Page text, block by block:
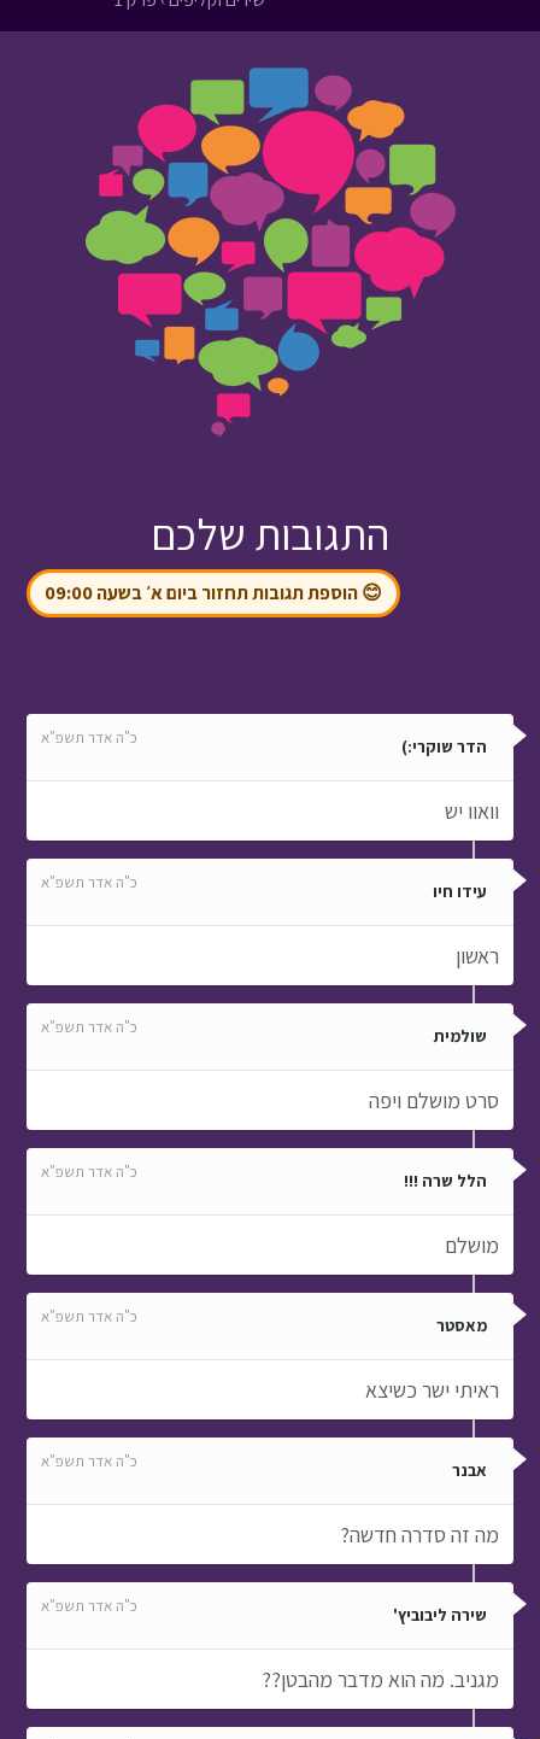
התגובות שלכם
😊 הוספת תגובות תחזור ביום א׳ בשעה 09:00
הדר שוקרי:) כ"ה אדר תשפ"א
וואוו יש
עידו חיו כ"ה אדר תשפ"א
ראשון
שולמית כ"ה אדר תשפ"א
סרט מושלם ויפה
הלל שרה !!! כ"ה אדר תשפ"א
מושלם
מאסטר כ"ה אדר תשפ"א
ראיתי ישר כשיצא
אבנר כ"ה אדר תשפ"א
מה זה סדרה חדשה?
שירה ליבוביץ' כ"ה אדר תשפ"א
מגניב. מה הוא מדבר מהבטן??